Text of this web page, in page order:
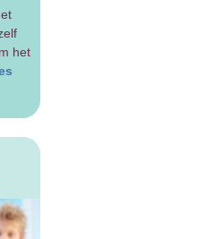
het